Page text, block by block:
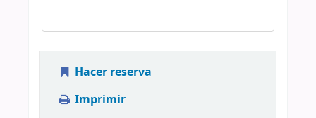
Hacer reserva
Imprimir